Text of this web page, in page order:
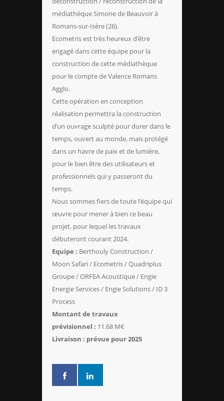
médiathèque Simone de Beauvoir à
Romans-sur-Isère (26).
Ecometris est très heureux d’être
engagé dans cette équipe pour la
construction de cette médiathèque
pour le compte de Valence Romans
Agglo.
Cette opération en conception
réalisation permettra la construction
d’un ouvrage sculpté pour durer dans le
temps, ouvert au monde, mais protégé
dans un havre de paix et de lumière,
pour le bien être des utilisateurs et
professionnels qui y passeront du
temps.
Nous sommes fiers de toute l’équipe qui
œuvre pour mener à bien ce beau
projet, pour lequel les travaux
débuteront courant 2024.
Equipe : Berthouly Construction /
Moon Safari / Ecometris / Quadriplus
Groupe / ORFEA Acoustique / Engie
Energie Services / Engie Solutions / ID 3
Process
Montant de travaux
prévisionnel : 11.68 M€
Livraison : prévue pour 2025